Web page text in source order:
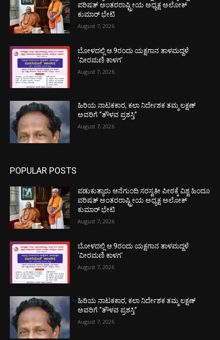
ಪರಿಷತ್ ಅಂತರರಾಷ್ಟ್ರೀಯ ಅಧ್ಯಕ್ಷ ಅಲೋಕ್
ಕುಮಾರ್ ಭೇಟಿ
August 7, 2026
ಬೋಳದಲ್ಲಿ ಆ.9ರಂದು ಯಕ್ಷಗಾನ ತಾಳಮದ್ದಳೆ
‘ವೀರಮಣಿ ಕಾಳಗ’
August 7, 2026
ಹಿರಿಯ ನಾಟಕಕಾರ, ಕಲಾ ನಿರ್ದೇಶಕ ತಮ್ಮ ಲಕ್ಷಣ್
ಅವರಿಗೆ “ತೌಳವ ಪ್ರಶಸ್ತಿ”
August 7, 2026
POPULAR POSTS
ಪಡುಕುತ್ಯಾರು ಆನೆಗುಂದಿ ಸರಸ್ವತೀ ಪೀಠಕ್ಕೆ ವಿಶ್ವ ಹಿಂದೂ
ಪರಿಷತ್ ಅಂತರರಾಷ್ಟ್ರೀಯ ಅಧ್ಯಕ್ಷ ಅಲೋಕ್
ಕುಮಾರ್ ಭೇಟಿ
August 7, 2026
ಬೋಳದಲ್ಲಿ ಆ.9ರಂದು ಯಕ್ಷಗಾನ ತಾಳಮದ್ದಳೆ
‘ವೀರಮಣಿ ಕಾಳಗ’
August 7, 2026
ಹಿರಿಯ ನಾಟಕಕಾರ, ಕಲಾ ನಿರ್ದೇಶಕ ತಮ್ಮ ಲಕ್ಷಣ್
ಅವರಿಗೆ “ತೌಳವ ಪ್ರಶಸ್ತಿ”
August 7, 2026